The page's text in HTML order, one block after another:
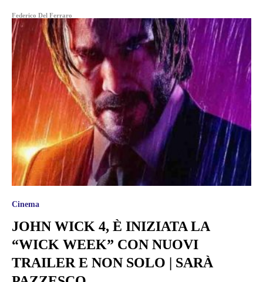
Federico Del Ferraro
Cinema
JOHN WICK 4, È INIZIATA LA
“WICK WEEK” CON NUOVI
TRAILER E NON SOLO | SARÀ